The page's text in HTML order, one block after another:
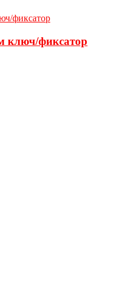
ключ/фиксатор